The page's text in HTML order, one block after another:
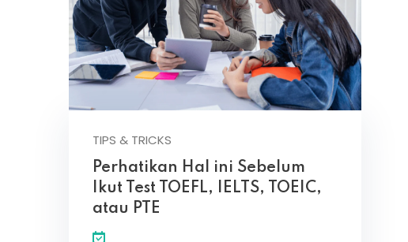
TIPS & TRICKS
Perhatikan Hal ini Sebelum
Ikut Test TOEFL, IELTS, TOEIC,
atau PTE